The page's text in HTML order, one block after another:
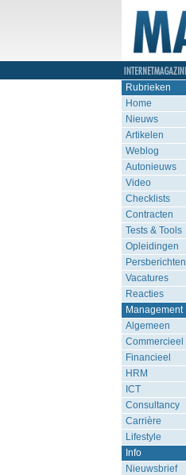
Rubrieken
Home
Nieuws
Artikelen
Weblog
Autonieuws
Video
Checklists
Contracten
Tests & Tools
Opleidingen
Persberichten
Vacatures
Reacties
Management
Algemeen
Commercieel
Financieel
HRM
ICT
Consultancy
Carrière
Lifestyle
Info
Nieuwsbrief